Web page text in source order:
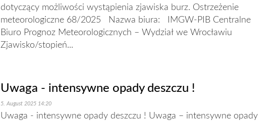
dotyczący możliwości wystąpienia zjawiska burz. Ostrzeżenie
meteorologiczne 68/2025 Nazwa biura: IMGW-PIB Centralne
Biuro Prognoz Meteorologicznych – Wydział we Wrocławiu
Zjawisko/stopień...
Uwaga - intensywne opady deszczu !
5. August 2025 14:20
Uwaga - intensywne opady deszczu ! Uwaga – intensywne opady